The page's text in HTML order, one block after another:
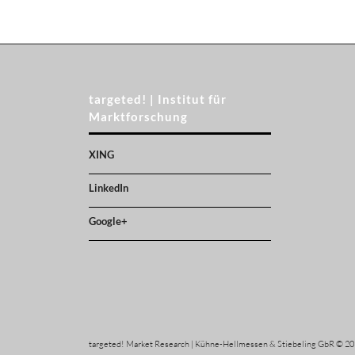
targeted! | Institut für
Marktforschung
XING
LinkedIn
Google+
targeted! Market Research | Kühne-Hellmessen & Stiebeling GbR ©